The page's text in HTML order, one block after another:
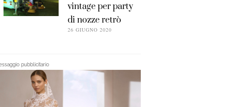
vintage per party
di nozze retrò
26 GIUGNO 2020
pubblicitario